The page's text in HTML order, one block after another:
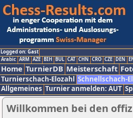
Logged on: Gast
Arabic ARM AZE BIH BUL CAT CHN CRO CZE DEN
Home TurnierDB Meisterschaft
Turnierschach-Elozahl Schnellschach-
Allgemeines Turnier anmelden: AUT
Willkommen bei den